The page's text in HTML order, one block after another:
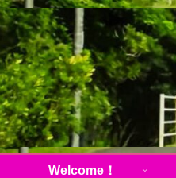
Welcome！